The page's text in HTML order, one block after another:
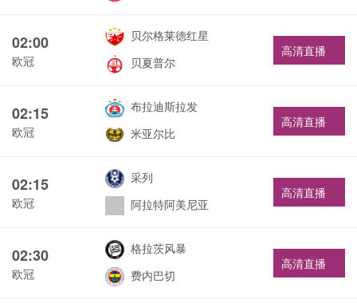
02:00
欧冠
贝尔格莱德红星
贝夏普尔
高清直播
02:15
欧冠
布拉迪斯拉发
米亚尔比
高清直播
02:15
欧冠
采列
阿拉特阿美尼亚
高清直播
02:30
欧冠
格拉茨风暴
费内巴切
高清直播